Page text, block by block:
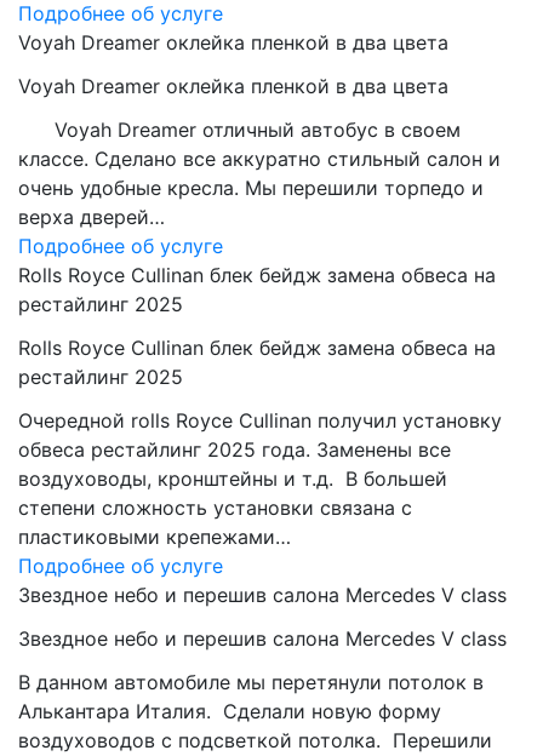
Подробнее об услуге
Voyah Dreamer оклейка пленкой в два цвета
Voyah Dreamer оклейка пленкой в два цвета
Voyah Dreamer отличный автобус в своем
классе. Сделано все аккуратно стильный салон и
очень удобные кресла. Мы перешили торпедо и
верха дверей…
Подробнее об услуге
Rolls Royce Cullinan блек бейдж замена обвеса на
рестайлинг 2025
Rolls Royce Cullinan блек бейдж замена обвеса на
рестайлинг 2025
Очередной rolls Royce Cullinan получил установку
обвеса рестайлинг 2025 года. Заменены все
воздуховоды, кронштейны и т.д. В большей
степени сложность установки связана с
пластиковыми крепежами…
Подробнее об услуге
Звездное небо и перешив салона Mercedes V class
Звездное небо и перешив салона Mercedes V class
В данном автомобиле мы перетянули потолок в
Алькантара Италия. Сделали новую форму
воздуховодов с подсветкой потолка. Перешили